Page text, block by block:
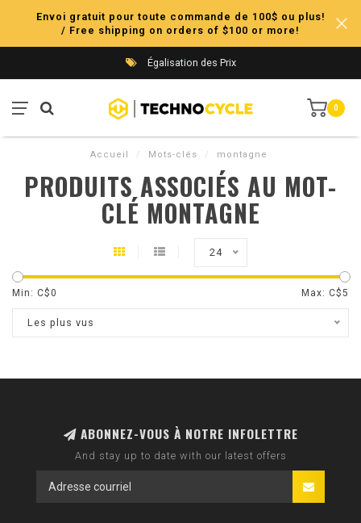
Envoi gratuit pour toute commande de 100$ ou plus!
/ Free shipping on orders of $100 or more!
Égalisation des Prix
0
Accueil / Mots-clés / montagne
PRODUITS ASSOCIÉS AU MOT-
CLÉ MONTAGNE
24
Min: C$0 Max: C$5
Les plus vus
ABONNEZ-VOUS À NOTRE INFOLETTRE
And stay up to date with our latest offers